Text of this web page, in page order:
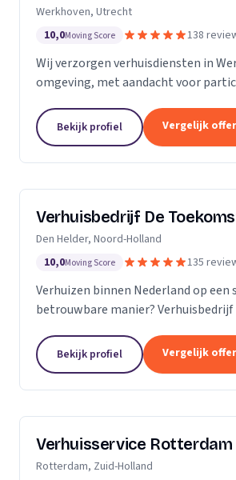
Werkhoven, Utrecht
10,0Moving Score 138
Wij verzorgen verhuisdiensten in
omgeving, met aandacht voor
Bekijk profiel Vergelijk
Verhuisbedrijf De
Den Helder, Noord-Holland
10,0Moving Score 135
Verhuizen binnen Nederland op een
betrouwbare manier?
worden naar de nieuwe locatie. En
u...
Bekijk profiel Vergelijk
Verhuisservice Rotterdam
Rotterdam, Zuid-Holland